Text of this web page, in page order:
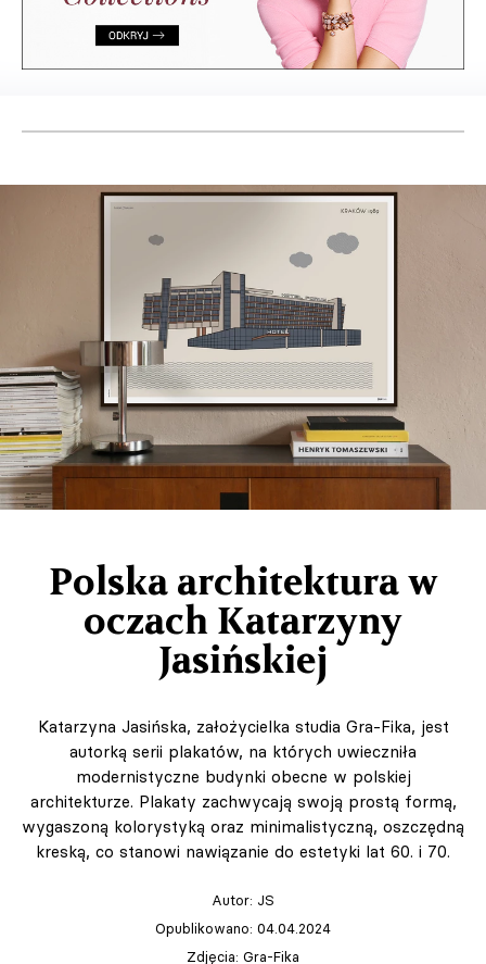
Polska architektura w
oczach Katarzyny
Jasińskiej
Katarzyna Jasińska, założycielka studia Gra-Fika, jest
autorką serii plakatów, na których uwieczniła
modernistyczne budynki obecne w polskiej
architekturze. Plakaty zachwycają swoją prostą formą,
wygaszoną kolorystyką oraz minimalistyczną, oszczędną
kreską, co stanowi nawiązanie do estetyki lat 60. i 70.
Autor: JS
Opublikowano: 04.04.2024
Zdjęcia: Gra-Fika